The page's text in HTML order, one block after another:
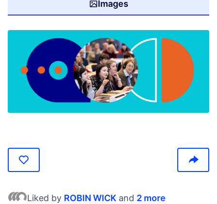
Images
Liked by ROBIN WICK and 2 more